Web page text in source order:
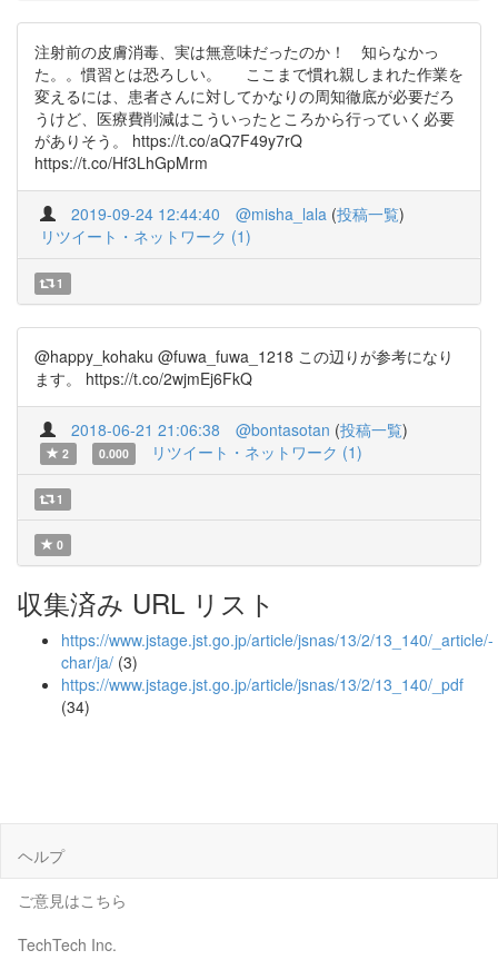
注射前の皮膚消毒、実は無意味だったのか！ 知らなかっ
た。。慣習とは恐ろしい。 ここまで慣れ親しまれた作業を
変えるには、患者さんに対してかなりの周知徹底が必要だろ
うけど、医療費削減はこういったところから行っていく必要
がありそう。 https://t.co/aQ7F49y7rQ
https://t.co/Hf3LhGpMrm
2019-09-24 12:44:40 @misha_lala (投稿一覧)
リツイート・ネットワーク (1)
1
@happy_kohaku @fuwa_fuwa_1218 この辺りが参考になり
ます。 https://t.co/2wjmEj6FkQ
2018-06-21 21:06:38 @bontasotan (投稿一覧)
2 0.000 リツイート・ネットワーク (1)
1
0
収集済み URL リスト
https://www.jstage.jst.go.jp/article/jsnas/13/2/13_140/_article/-
char/ja/ (3)
https://www.jstage.jst.go.jp/article/jsnas/13/2/13_140/_pdf
(34)
ヘルプ
ご意見はこちら
TechTech Inc.